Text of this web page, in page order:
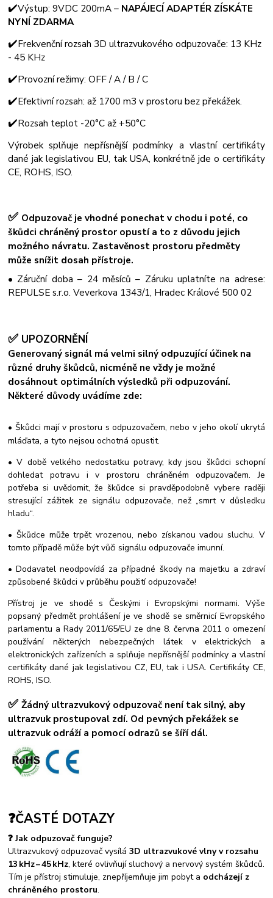
✔️Výstup: 9VDC 200mA – NAPÁJECÍ ADAPTÉR ZÍSKÁTE
NYNÍ ZDARMA
✔️Frekvenční rozsah 3D ultrazvukového odpuzovače: 13 KHz
- 45 KHz
✔️Provozní režimy: OFF / A / B / C
✔️Efektivní rozsah: až 1700 m3 v prostoru bez překážek.
✔️Rozsah teplot -20°C až +50°C
Výrobek splňuje nepřísnější podmínky a vlastní certifikáty
dané jak legislativou EU, tak USA, konkrétně jde o certifikáty
CE, ROHS, ISO.
✅ Odpuzovač je vhodné ponechat v chodu i poté, co
škůdci chráněný prostor opustí a to z důvodu jejich
možného návratu. Zastavěnost prostoru předměty
může snížit dosah přístroje.
• Záruční doba – 24 měsíců – Záruku uplatníte na adrese:
REPULSE s.r.o. Veverkova 1343/1, Hradec Králové 500 02
✅ UPOZORNĚNÍ
Generovaný signál má velmi silný odpuzující účinek na
různé druhy škůdců, nicméně ne vždy je možné
dosáhnout optimálních výsledků při odpuzování.
Některé důvody uvádíme zde:
• Škůdci mají v prostoru s odpuzovačem, nebo v jeho okolí ukrytá
mláďata, a tyto nejsou ochotná opustit.
• V době velkého nedostatku potravy, kdy jsou škůdci schopní
dohledat potravu i v prostoru chráněném odpuzovačem. Je
potřeba si uvědomit, že škůdce si pravděpodobně vybere raději
stresující zážitek ze signálu odpuzovače, než „smrt v důsledku
hladu“.
• Škůdce může trpět vrozenou, nebo získanou vadou sluchu. V
tomto případě může být vůči signálu odpuzovače imunní.
• Dodavatel neodpovídá za případné škody na majetku a zdraví
způsobené škůdci v průběhu použití odpuzovače!
Přístroj je ve shodě s Českými i Evropskými normami. Výše
popsaný předmět prohlášení je ve shodě se směrnicí Evropského
parlamentu a Rady 2011/65/EU ze dne 8. června 2011 o omezení
používání některých nebezpečných látek v elektrických a
elektronických zařízeních a splňuje nepřísnější podmínky a vlastní
certifikáty dané jak legislativou CZ, EU, tak i USA. Certifikáty CE,
ROHS, ISO.
✅Žádný ultrazvukový odpuzovač není tak silný, aby
ultrazvuk prostupoval zdí. Od pevných překážek se
ultrazvuk odráží a pomocí odrazů se šíří dál.
❓ČASTÉ DOTAZY
❓ Jak odpuzovač funguje?
Ultrazvukový odpuzovač vysílá3D ultrazvukové vlny v rozsahu
13 kHz – 45 kHz, které ovlivňují sluchový a nervový systém škůdců.
Tím je přístroj stimuluje, znepříjemňuje jim pobyt a odcházejí z
chráněného prostoru.